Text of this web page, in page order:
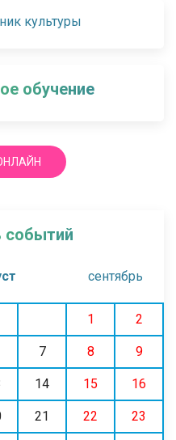
культуры
обучение
событий
сентябрь
1 2
7 8 9
14 15 16
21 22 23